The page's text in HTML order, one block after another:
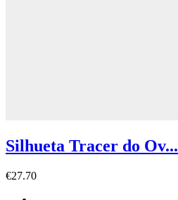
Silhueta Tracer do Ov...
€27.70